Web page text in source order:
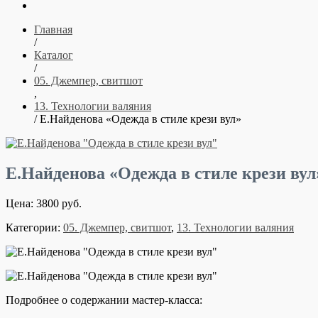
Главная
/
Каталог
/
05. Джемпер, свитшот
,
13. Технологии валяния
/ Е.Найденова «Одежда в стиле крези вул»
Е.Найденова «Одежда в стиле крези
Цена: 3800 руб.
Категории: 05. Джемпер, свитшот, 13. Технологии валяния
Подробнее о содержании мастер-класса: